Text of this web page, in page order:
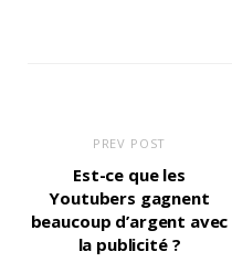
PREV POST
Est-ce que les
Youtubers gagnent
beaucoup d’argent avec
la publicité ?